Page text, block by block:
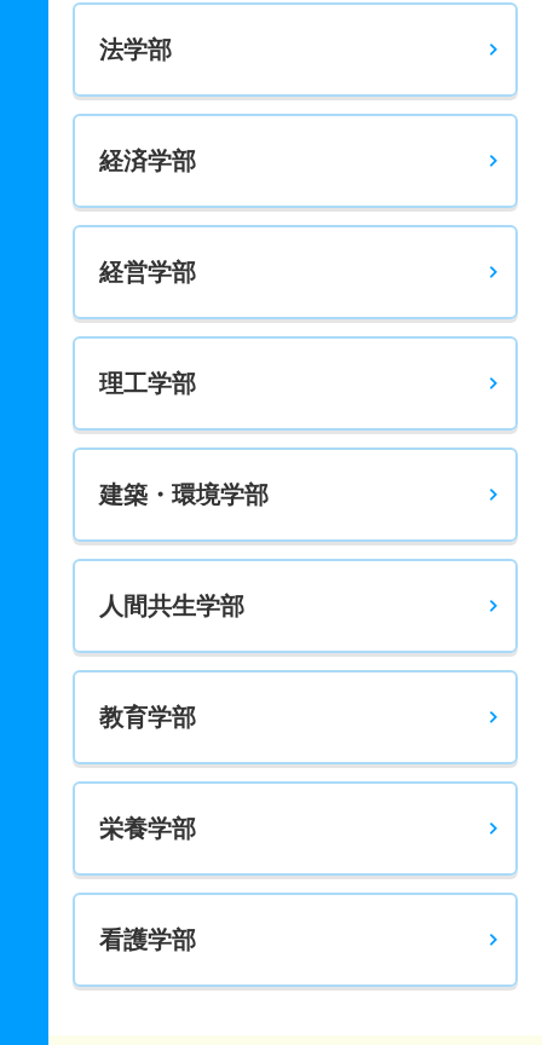
法学部
経済学部
経営学部
理工学部
建築・環境学部
人間共生学部
教育学部
栄養学部
看護学部